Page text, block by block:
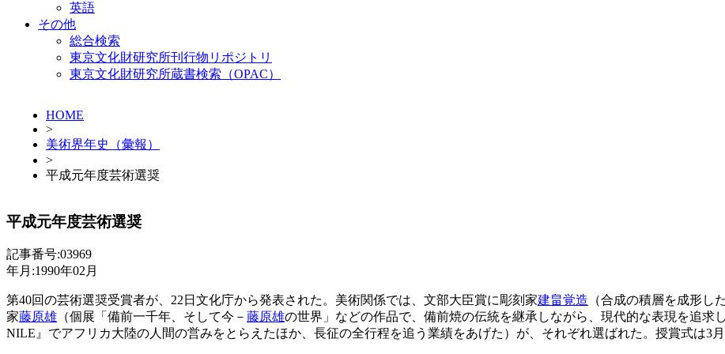
英語
その他
総合検索
東京文化財研究所刊行物リポジトリ
東京文化財研究所蔵書検索（OPAC）
HOME
>
美術界年史（彙報）
>
平成元年度芸術選奨
平成元年度芸術選奨
記事番号:03969
年月:1990年02月
第40回の芸術選奨受賞者が、22日文化庁から発表された。美術関係では、文部大臣賞に彫刻家建畠覚造 （合成の積層を成形し
家藤原雄 （個展「備前一千年、そして今－ 藤原雄の世界」などの作品で、備前焼の伝統を継承しながら、現代的な表現を追求
NILE』でアフリカ大陸の人間の営みをとらえたほか、長征の全行程を追う業績をあげた）が、それぞれ選ばれた。授賞式は3